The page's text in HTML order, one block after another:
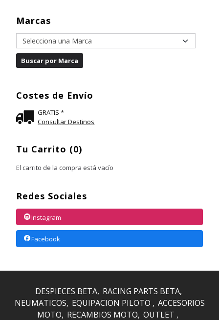
Marcas
Costes de Envío
GRATIS *
Consultar Destinos
Tu Carrito (0)
El carrito de la compra está vacío
Redes Sociales
Instagram
Facebook
DESPIECES BETA RACING PARTS BETA
NEUMATICOS EQUIPACION PILOTO
ACCESORIOS
MOTO RECAMBIOS MOTO OUTLET